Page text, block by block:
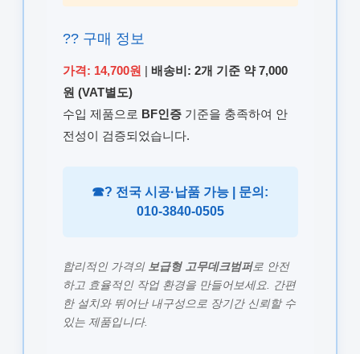
?? 구매 정보
가격: 14,700원 | 배송비: 2개 기준 약 7,000
원 (VAT별도)
수입 제품으로 BF인증기준을 충족하여 안
전성이 검증되었습니다.
☎? 전국 시공·납품 가능 | 문의:
010-3840-0505
합리적인 가격의 보급형 고무데크범퍼로 안전
하고 효율적인 작업 환경을 만들어보세요. 간편
한 설치와 뛰어난 내구성으로 장기간 신뢰할 수
있는 제품입니다.